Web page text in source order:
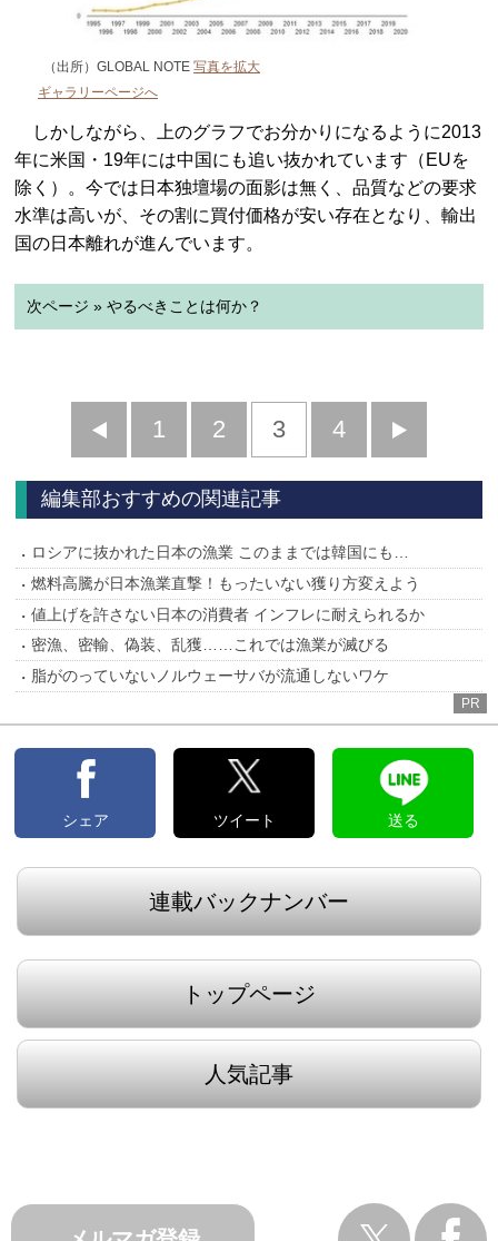
（出所）GLOBAL NOTE 写真を拡大
ギャラリーページへ
しかしながら、上のグラフでお分かりになるように2013
年に米国・19年には中国にも追い抜かれています（EUを
除く）。今では日本独壇場の面影は無く、品質などの要求
水準は高いが、その割に買付価格が安い存在となり、輸出
国の日本離れが進んでいます。
次ページ » やるべきことは何か？
前
へ
1 2 3 4
へ
編集部おすすめの関連記事
ロシアに抜かれた日本の漁業 このままでは韓国にも…
燃料高騰が日本漁業直撃！もったいない獲り方変えよう
値上げを許さない日本の消費者 インフレに耐えられるか
密漁、密輸、偽装、乱獲……これでは漁業が滅びる
脂がのっていないノルウェーサバが流通しないワケ
PR
シェア ツイート 送る
連載バックナンバー
トップページ
人気記事